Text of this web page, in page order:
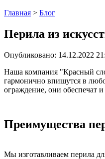
Главная > Блог
Перила из
Опубликовано: 14.12.2022
Наша компания "Красный
гармонично впишутся в
ограждение, они обеспечат и
Преимущества
Мы изготавливаем перила